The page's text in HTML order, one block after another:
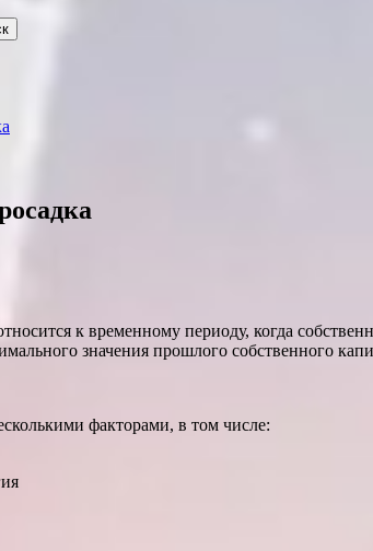
к временному периоду, когда
значения прошлого собственного
факторами, в том числе: